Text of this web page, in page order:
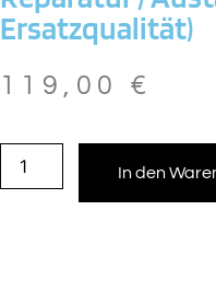
Ersatzqualität)
119,00 €
In den